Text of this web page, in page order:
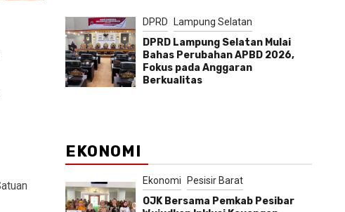
DPRD Lampung Selatan
DPRD Lampung Selatan Mulai
Bahas Perubahan APBD 2026,
Fokus pada Anggaran
Berkualitas
EKONOMI
Ekonomi Pesisir Barat
OJK Bersama Pemkab Pesibar